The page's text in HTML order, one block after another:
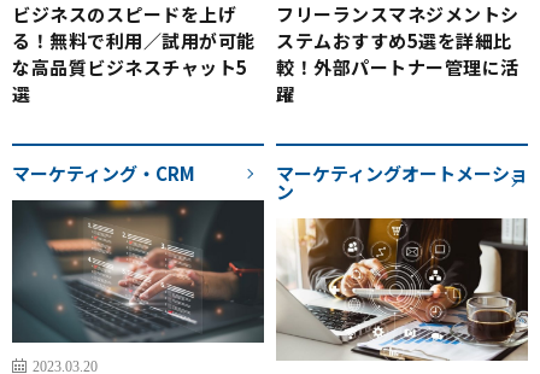
ビジネスのスピードを上げ
る！無料で利用／試用が可能
な高品質ビジネスチャット5
選
フリーランスマネジメントシ
ステムおすすめ5選を詳細比
較！外部パートナー管理に活
躍
マーケティング・CRM
2023.03.20
マーケティングオートメーショ
ン